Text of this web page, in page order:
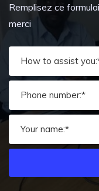
Remplisez ce
merci